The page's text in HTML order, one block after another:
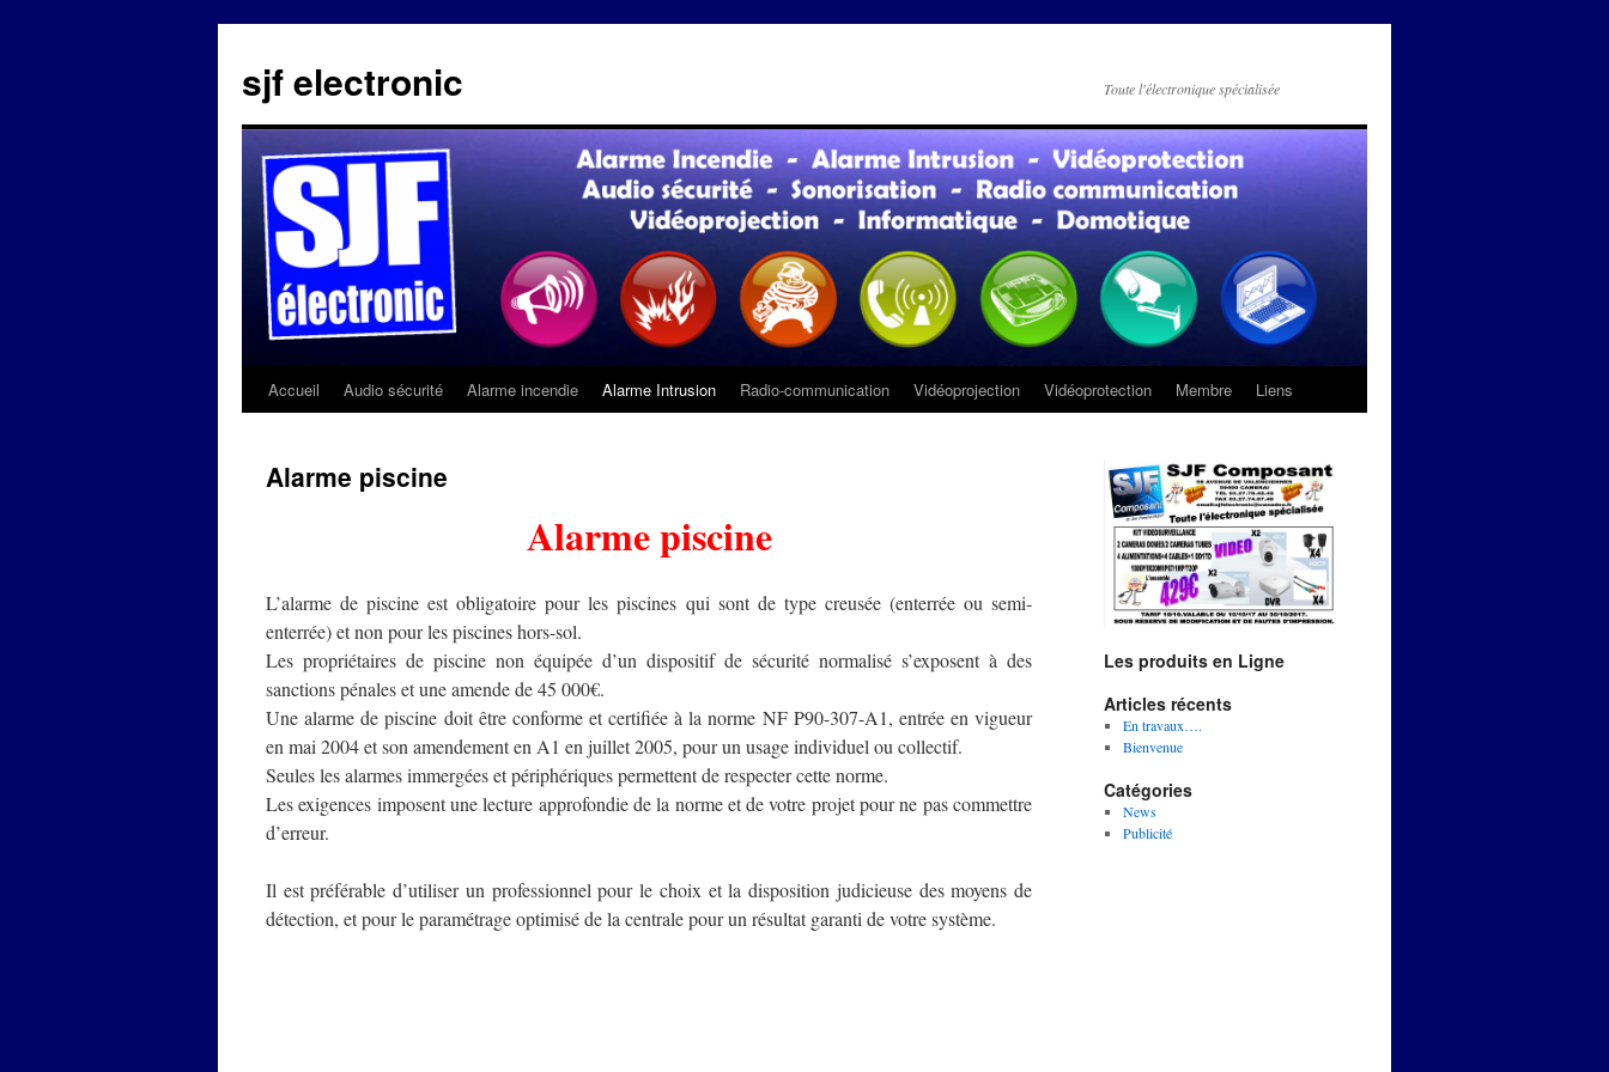
sjf electronic Toute l'électronique spécialisée
Aller
contenu
Accueil Audio sécurité Alarme incendie Alarme Intrusion Radio-communication Vidéoprojection Vidéoprotection Membre Liens
Alarme piscine
Alarme piscine
L’alarme de piscine est obligatoire pour les piscines qui sont de type creusée (enterrée ou semi-
enterrée) et non pour les piscines hors-sol.
Les propriétaires de piscine non équipée d’un dispositif de sécurité normalisé s’exposent à des
sanctions pénales et une amende de 45 000€.
Une alarme de piscine doit être conforme et certifiée à la norme NF P90-307-A1, entrée en vigueur
en mai 2004 et son amendement en A1 en juillet 2005, pour un usage individuel ou collectif.
Seules les alarmes immergées et périphériques permettent de respecter cette norme.
Les exigences imposent une lecture approfondie de la norme et de votre projet pour ne pas commettre
d’erreur.
Il est préférable d’utiliser un professionnel pour le choix et la disposition judicieuse des moyens de
détection, et pour le paramétrage optimisé de la centrale pour un résultat garanti de votre système.
Les produits en Ligne
Articles récents
En travaux….
Bienvenue
Catégories
News
Publicité